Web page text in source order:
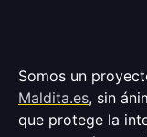
Somos un
Maldita.es, sin
que protege la